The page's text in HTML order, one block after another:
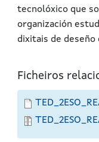
tecnolóxico que
organización
dixitais de deseño
Ficheiros